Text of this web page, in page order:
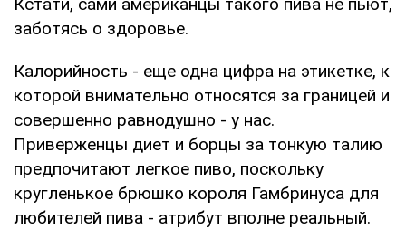
заботясь о здоровье.
Калорийность - еще одна цифра на этикетке, к
которой внимательно относятся за границей и
совершенно равнодушно - у нас.
Приверженцы диет и борцы за тонкую талию
предпочитают легкое пиво, поскольку
кругленькое брюшко короля Гамбринуса для
любителей пива - атрибут вполне реальный.